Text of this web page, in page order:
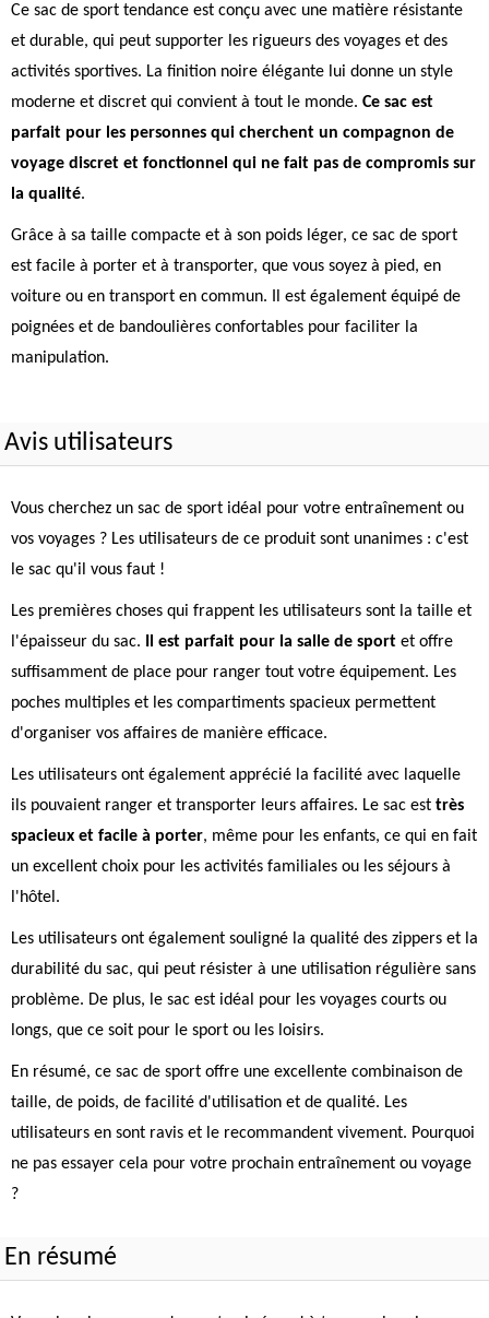
Ce sac de sport tendance est conçu avec une matière résistante
et durable, qui peut supporter les rigueurs des voyages et des
activités sportives. La finition noire élégante lui donne un style
moderne et discret qui convient à tout le monde. Ce sac est
parfait pour les personnes qui cherchent un compagnon de
voyage discret et fonctionnel qui ne fait pas de compromis sur
la qualité.
Grâce à sa taille compacte et à son poids léger, ce sac de sport
est facile à porter et à transporter, que vous soyez à pied, en
voiture ou en transport en commun. Il est également équipé de
poignées et de bandoulières confortables pour faciliter la
manipulation.
Avis utilisateurs
Vous cherchez un sac de sport idéal pour votre entraînement ou
vos voyages ? Les utilisateurs de ce produit sont unanimes : c'est
le sac qu'il vous faut !
Les premières choses qui frappent les utilisateurs sont la taille et
l'épaisseur du sac.
Il est parfait pour la salle de sport et offre
suffisamment de place pour ranger tout votre équipement. Les
poches multiples et les compartiments spacieux permettent
d'organiser vos affaires de manière efficace.
Les utilisateurs ont également apprécié la facilité avec laquelle
ils pouvaient ranger et transporter leurs affaires. Le sac est très
spacieux et facile à porter, même pour les enfants, ce qui en fait
un excellent choix pour les activités familiales ou les séjours à
l'hôtel.
Les utilisateurs ont également souligné la qualité des zippers et la
durabilité du sac, qui peut résister à une utilisation régulière sans
problème. De plus, le sac est idéal pour les voyages courts ou
longs, que ce soit pour le sport ou les loisirs.
En résumé, ce sac de sport offre une excellente combinaison de
taille, de poids, de facilité d'utilisation et de qualité. Les
utilisateurs en sont ravis et le recommandent vivement. Pourquoi
ne pas essayer cela pour votre prochain entraînement ou voyage
?
En résumé